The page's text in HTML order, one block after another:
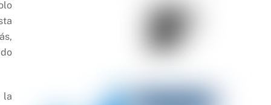
la